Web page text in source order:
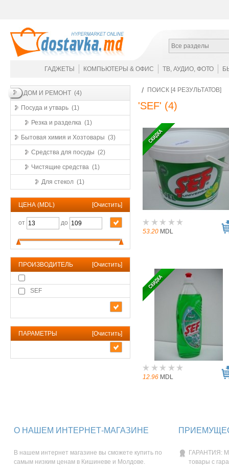
Все разделы
ГАДЖЕТЫ КОМПЬЮТЕРЫ & ОФИС ТВ, АУДИО, ФОТО
ДОМ И РЕМОНТ (4)
Посуда и утварь (1)
Резка и разделка (1)
Бытовая химия и Хозтовары (3)
Средства для посуды (2)
Чистящие средства (1)
Для стекол (1)
ЦЕНА (MDL) [Очистить]
от до
ПРОИЗВОДИТЕЛЬ [Очистить]
SEF
ПАРАМЕТРЫ [Очистить]
ПОИСК [4 РЕЗУЛЬТАТОВ]
'SEF' (4)
53.20 MDL
12.96 MDL
О НАШЕМ ИНТЕРНЕТ-МАГАЗИНЕ
В нашем интернет магазине вы сможете купить по
самым низким ценам в Кишиневе и Молдове.
ГАРАНТИЯ:
товары с